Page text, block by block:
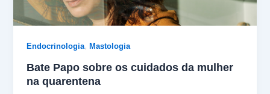
Endocrinologia,Mastologia
Bate Papo sobre os cuidados da mulher
na quarentena